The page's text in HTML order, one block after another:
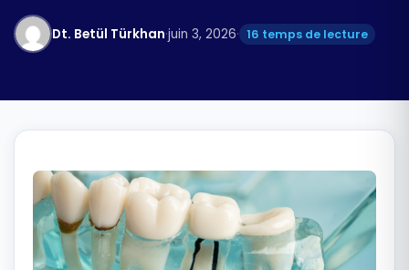
Português
Български
Română
Dt. Betül Türkhan·juin 3, 2026· 16 temps de lecture